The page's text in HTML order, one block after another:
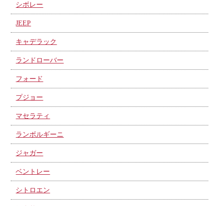
シボレー
JEEP
キャデラック
ランドローバー
フォード
プジョー
マセラティ
ランボルギーニ
ジャガー
ベントレー
シトロエン